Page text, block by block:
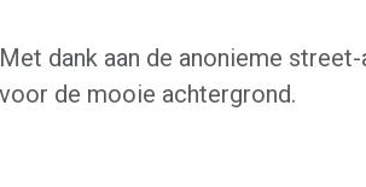
Met dank aan de anonieme
voor de mooie achtergrond.